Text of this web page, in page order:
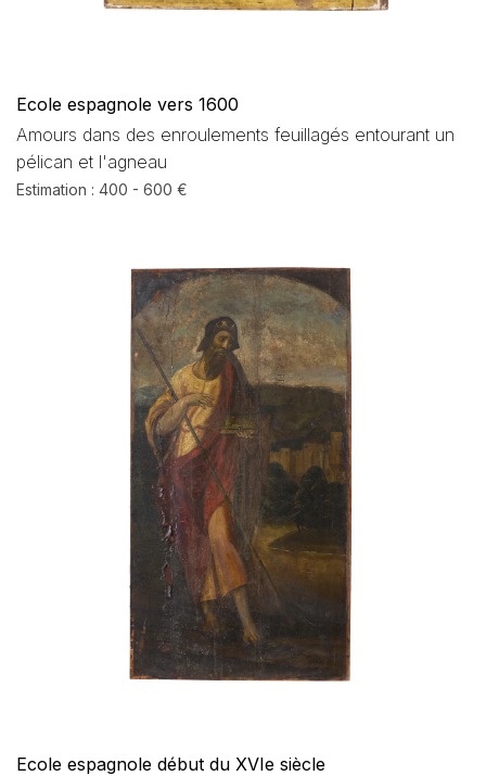
Ecole espagnole vers 1600
Amours dans des enroulements feuillagés entourant un
pélican et l'agneau
Estimation : 400 - 600 €
Ecole espagnole début du XVIe siècle